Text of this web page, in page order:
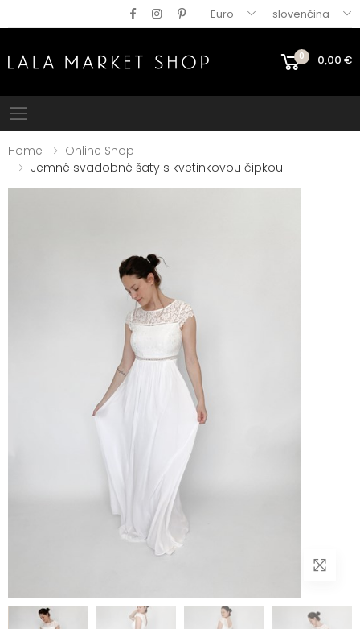
Euro slovenčina
0 0,00 €
Mobile menu
Home
Online Shop
Jemné svadobné šaty s kvetinkovou čipkou